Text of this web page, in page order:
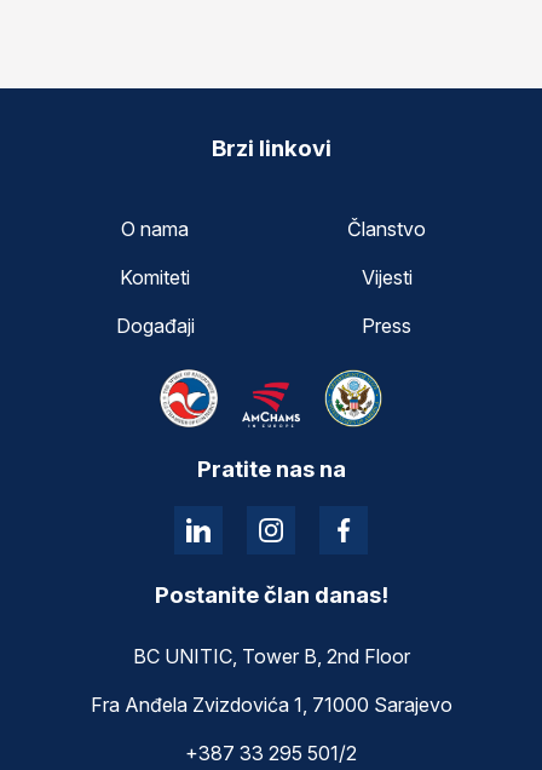
Brzi linkovi
O nama
Članstvo
Komiteti
Vijesti
Događaji
Press
Pratite nas na
Postanite član danas!
BC UNITIC, Tower B, 2nd Floor
Fra Anđela Zvizdovića 1, 71000 Sarajevo
+387 33 295 501/2